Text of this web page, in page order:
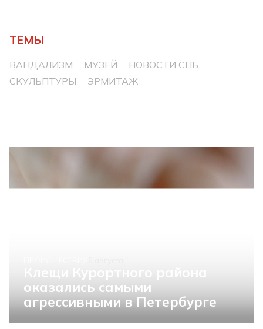
ТЕМЫ
ВАНДАЛИЗМ МУЗЕЙ
НОВОСТИ СПБ
СКУЛЬПТУРЫ
ЭРМИТАЖ
оказались самыми
агрессивными в Петербурге